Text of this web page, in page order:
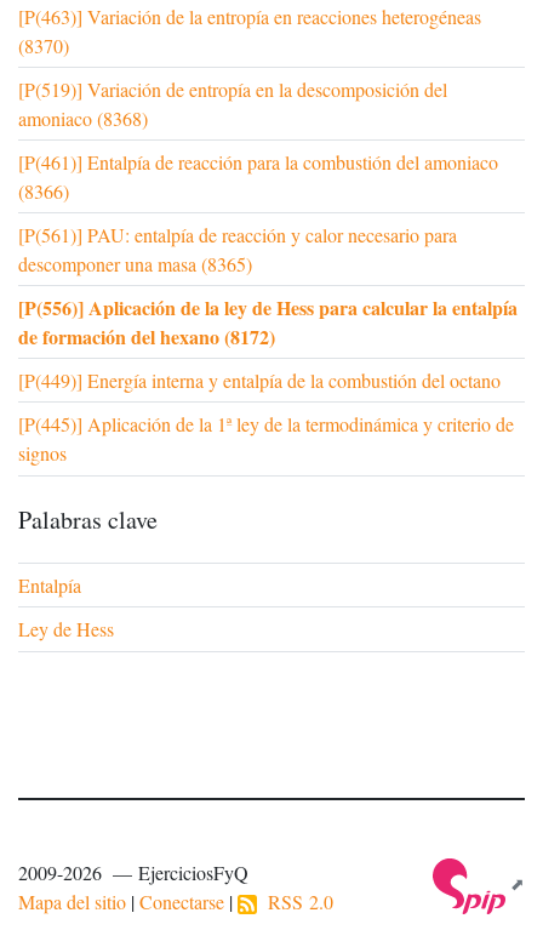
[P(463)] Variación de la entropía en reacciones heterogéneas
(8370)
[P(519)] Variación de entropía en la descomposición del
amoniaco (8368)
[P(461)] Entalpía de reacción para la combustión del amoniaco
(8366)
[P(561)] PAU: entalpía de reacción y calor necesario para
descomponer una masa (8365)
[P(556)] Aplicación de la ley de Hess para calcular la entalpía
de formación del hexano (8172)
[P(449)] Energía interna y entalpía de la combustión del octano
[P(445)] Aplicación de la 1ª ley de la termodinámica y criterio de
signos
Palabras clave
Entalpía
Ley de Hess
2009-2026 — EjerciciosFyQ
Mapa del sitio |Conectarse | RSS 2.0